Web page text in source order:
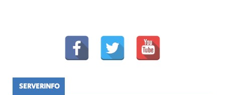
SERVERINFO